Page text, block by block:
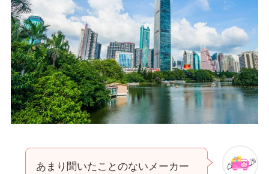
あまり聞いたことのないメーカー